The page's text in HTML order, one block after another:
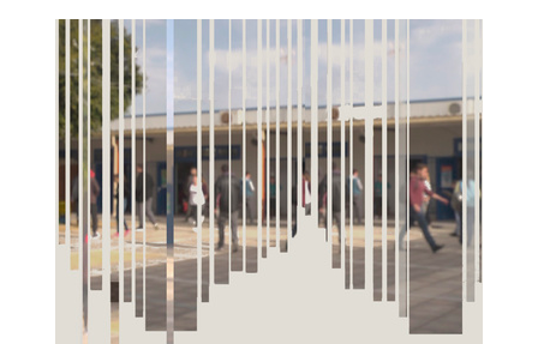
2019
2018
2017
2016
2015
2013
2012
2011
2010
2006